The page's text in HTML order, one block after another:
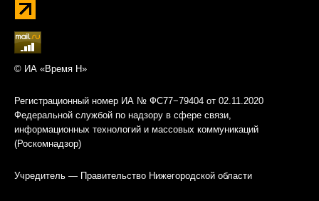
© ИА «Время Н»
Регистрационный номер ИА № ФС77−79404 от 02.11.2020
Федеральной службой по надзору в сфере связи,
информационных технологий и массовых коммуникаций
(Роскомнадзор)
Учредитель — Правительство Нижегородской области